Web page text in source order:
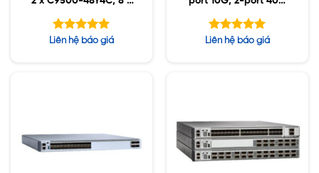
QSFP-40/100-SRBD
Được xếp
Liên hệ báo giá
switch
Được xếp
Liên hệ báo giá